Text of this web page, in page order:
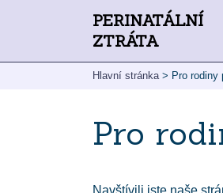
PERINATÁLNÍ
ZTRÁTA
Hlavní stránka> Pro rodiny
Pro